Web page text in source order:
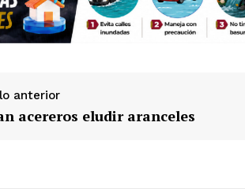
anterior
acereros eludir aranceles